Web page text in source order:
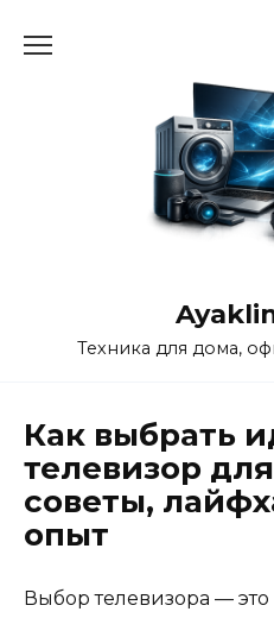
Техника для дома,
Как выбрать
телевизор
советы,
опыт
Выбор телевизора — это